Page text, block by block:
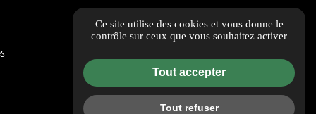
Ce site utilise des cookies et vous donne le
contrôle sur ceux que vous souhaitez activer
Tout accepter
Tout refuser